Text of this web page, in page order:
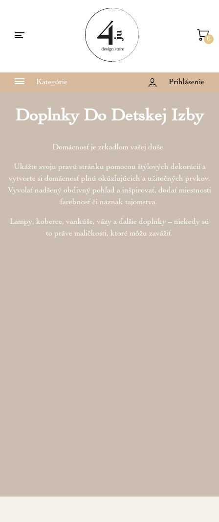
0
Kategórie Prihlásenie
Doplnky Do Detskej Izby
Domácnosť je zrkadlom vašej duše.
Ukážte svoju pravú stránku pomocou štýlových dekorácií a
vytvorte si domácnosť plnú okúzľujúcich a užitočných prvkov.
Vyvolať nadšený obdivný pohľad a inšpirovať, dodať miestnosti
farebnosť či náznak tajomstva.
Lampy, koberce, vankúše, vázy a ďalšie doplnky – niekedy sú
to práve maličkosti, ktoré môžu zavážiť.